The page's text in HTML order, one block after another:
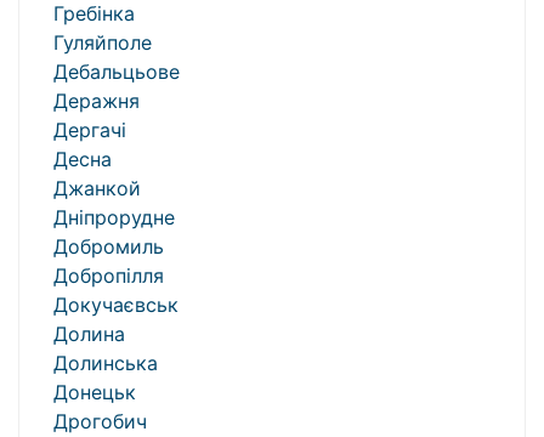
Гребінка
Гуляйполе
Дебальцьове
Деражня
Дергачі
Десна
Джанкой
Дніпрорудне
Добромиль
Добропілля
Докучаєвськ
Долина
Долинська
Донецьк
Дрогобич